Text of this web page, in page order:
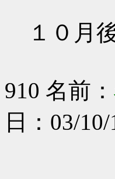
１０月
910 名前：
日：03/